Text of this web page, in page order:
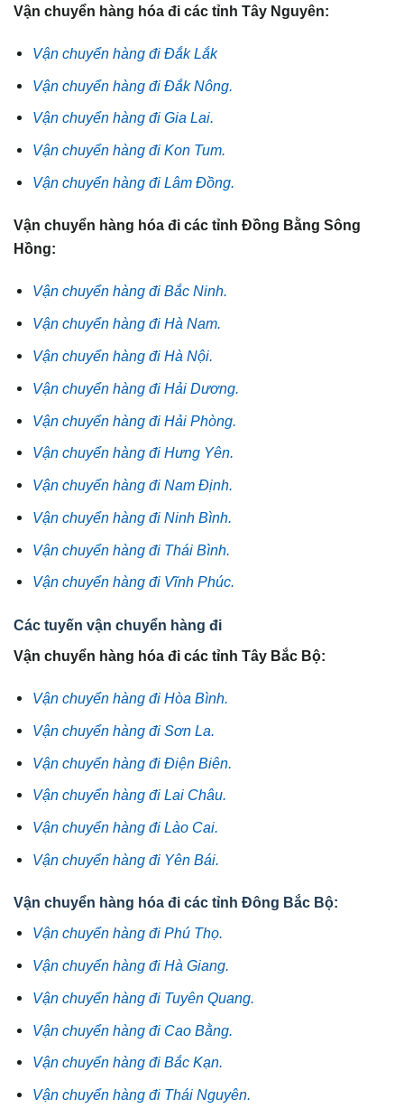
Vận chuyển hàng hóa đi các tỉnh Tây Nguyên:
Vận chuyển hàng đi Đắk Lắk
Vận chuyển hàng đi Đắk Nông.
Vận chuyển hàng đi Gia Lai.
Vận chuyển hàng đi Kon Tum.
Vận chuyển hàng đi Lâm Đồng.
Vận chuyển hàng hóa đi các tỉnh Đồng Bằng Sông
Hồng:
Vận chuyển hàng đi Bắc Ninh.
Vận chuyển hàng đi Hà Nam.
Vận chuyển hàng đi Hà Nội.
Vận chuyển hàng đi Hải Dương.
Vận chuyển hàng đi Hải Phòng.
Vận chuyển hàng đi Hưng Yên.
Vận chuyển hàng đi Nam Định.
Vận chuyển hàng đi Ninh Bình.
Vận chuyển hàng đi Thái Bình.
Vận chuyển hàng đi Vĩnh Phúc.
Các tuyến vận chuyển hàng đi
Vận chuyển hàng hóa đi các tỉnh Tây Bắc Bộ:
Vận chuyển hàng đi Hòa Bình.
Vận chuyển hàng đi Sơn La.
Vận chuyển hàng đi Điện Biên.
Vận chuyển hàng đi Lai Châu.
Vận chuyển hàng đi Lào Cai.
Vận chuyển hàng đi Yên Bái.
Vận chuyển hàng hóa đi các tỉnh Đông Bắc Bộ:
Vận chuyển hàng đi Phú Thọ.
Vận chuyển hàng đi Hà Giang.
Vận chuyển hàng đi Tuyên Quang.
Vận chuyển hàng đi Cao Bằng.
Vận chuyển hàng đi Bắc Kạn.
Vận chuyển hàng đi Thái Nguyên.